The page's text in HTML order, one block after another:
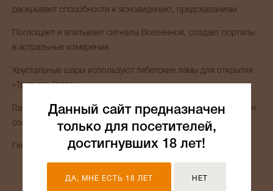
раскрывает способности к ясновидению, предсказаниям.
Поглощает и впитывает сигналы Вселенной, создает порталы
в астральные измерения.
Хрустальные шары используют тибетские ламы для открытия
«Третьего Глаза».
Горный хрусталь благотворно влияет на здоровье и душевное
состояние Владельца.
Гхель
Данный сайт предназначен
только для посетителей,
достигнувших 18 лет!
ДА, МНЕ ЕСТЬ 18 ЛЕТ НЕТ